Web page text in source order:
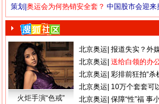
策划| 奥运会为何热销安全套？ 中国股市会迎来
火炬手演“色戒”
北京奥运 报道失实？外
北京奥运 送给白领的办
北京奥运 彩排前狂拍“杀
北京奥运 10万个套套可
北京奥运 保障“性”福 事